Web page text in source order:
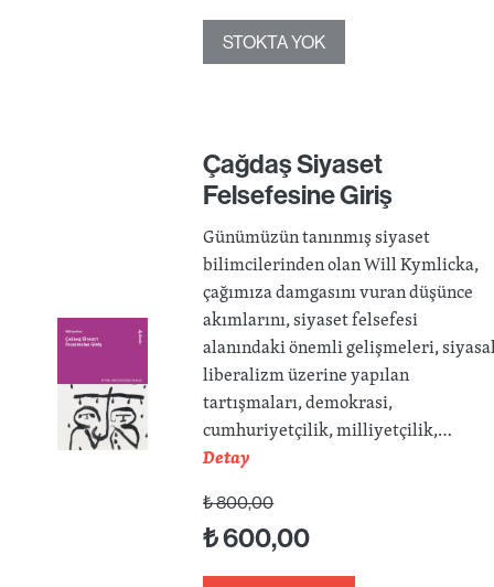
STOKTA YOK
Çağdaş Siyaset
Felsefesine Giriş
Günümüzün tanınmış siyaset
bilimcilerinden olan Will Kymlicka,
çağımıza damgasını vuran düşünce
akımlarını, siyaset felsefesi
alanındaki önemli gelişmeleri,
liberalizm üzerine yapılan
tartışmaları, demokrasi,
cumhuriyetçilik, milliyetçilik,…
Detay
₺800,00
₺600,00